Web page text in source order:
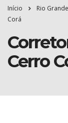
Início Rio
Corá
Cerro